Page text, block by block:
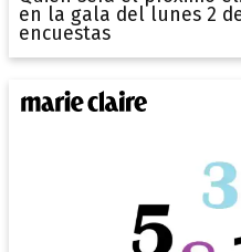
en la gala del lunes 2
encuestas